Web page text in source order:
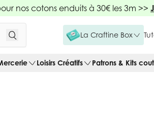
nos cotons enduits à 30€ les 3m >>
La Craftine Box
Loisirs Créatifs Patrons & Kits